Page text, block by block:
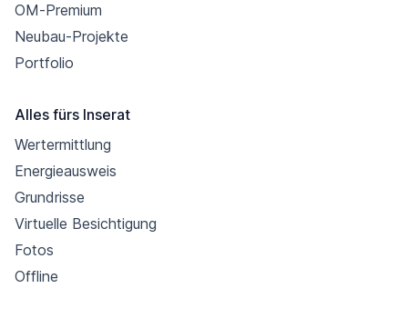
OM-Premium
Neubau-Projekte
Portfolio
Alles fürs Inserat
Wertermittlung
Energieausweis
Grundrisse
Virtuelle Besichtigung
Fotos
Offline